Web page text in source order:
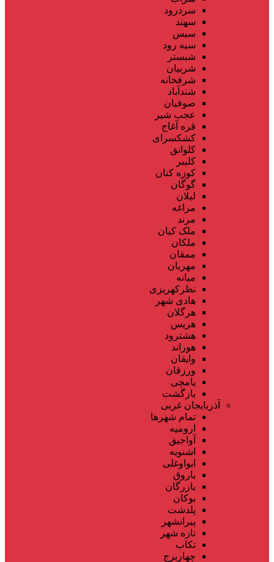
سردرود
سهند
سیس
سیه رود
شبستر
شربیان
شرفخانه
شندآباد
صوفیان
عجب شیر
قره آغاج
کشکسرای
کلوانق
کلیبر
کوزه کنان
گوگان
لیلان
مراغه
مرند
ملک کیان
ملکان
ممقان
مهربان
میانه
نظرکهریزی
هادی شهر
هرگلان
هریس
هشترود
هوراند
وایقان
ورزقان
یامچی
بازگشت
آذربایجان غربی
تمام شهر‌ها
ارومیه
آواجیق
اشنویه
ایواوغلی
باروق
بازرگان
بوکان
پلدشت
پیرانشهر
تازه شهر
تکاب
چهاربرج